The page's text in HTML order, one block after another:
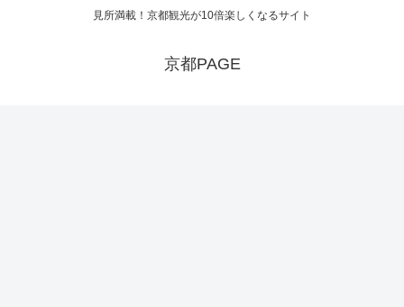
見所満載！京都観光が10倍楽しくなるサイト
京都PAGE